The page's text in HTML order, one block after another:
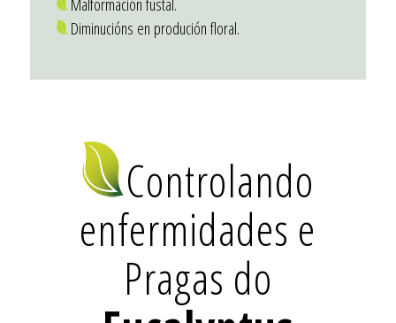
Diminucións en produción floral.
Controlando
enfermidades e
Pragas do